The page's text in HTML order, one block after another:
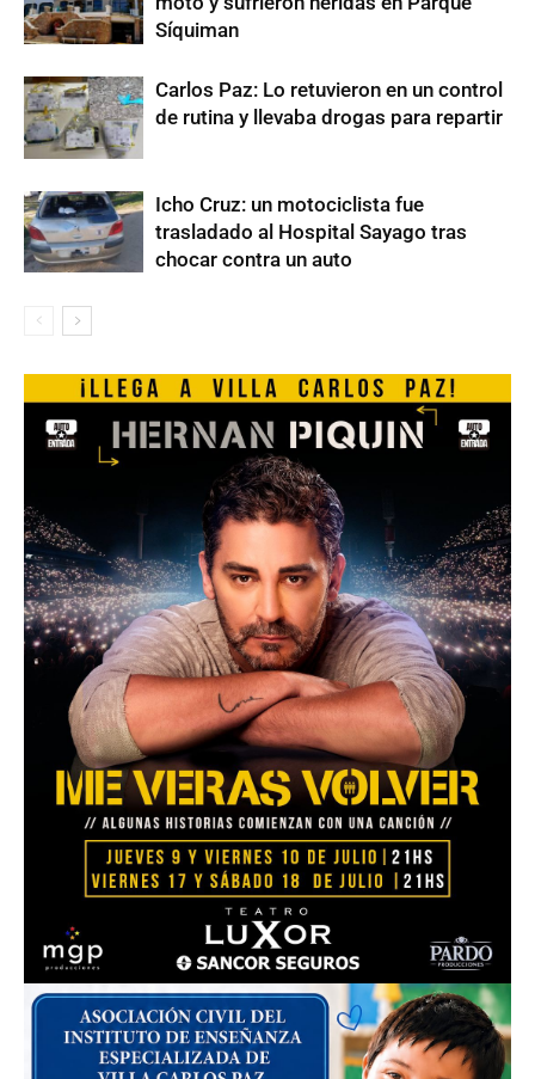
Síquiman
Carlos Paz: Lo retuvieron en un control
de rutina y llevaba drogas para repartir
Icho Cruz: un motociclista fue
trasladado al Hospital Sayago tras
chocar contra un auto